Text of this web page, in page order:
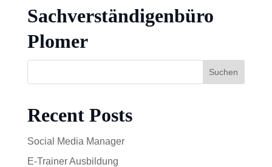
Sachverständigenbüro
Plomer
Suchen
Recent Posts
Social Media Manager
E-Trainer Ausbildung